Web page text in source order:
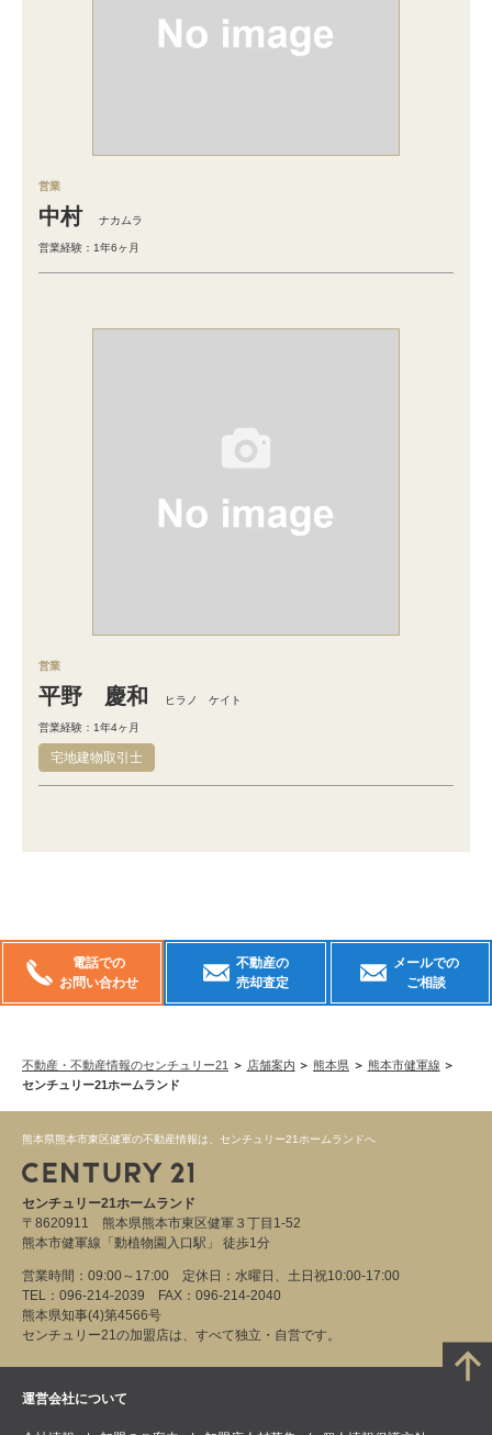
営業
中村 ナカムラ
営業経験：1年6ヶ月
営業
平野 慶和 ヒラノ ケイト
営業経験：1年4ヶ月
宅地建物取引士
電話での
お問い合わせ
不動産の
売却査定
メールでの
ご相談
不動産・不動産情報のセンチュリー21 店舗案内 熊本県
熊本市健軍線
センチュリー21ホームランド
熊本県熊本市東区健軍の不動産情報は、センチュリー21ホームランドへ
センチュリー21ホームランド
〒8620911 熊本県熊本市東区健軍３丁目1-52
熊本市健軍線「動植物園入口駅」 徒歩1分
営業時間：09:00～17:00 定休日：水曜日、土日祝10:00‐17:00
TEL：096-214-2039 FAX：096-214-2040
熊本県知事(4)第4566号
センチュリー21の加盟店は、すべて独立・自営です。
運営会社について